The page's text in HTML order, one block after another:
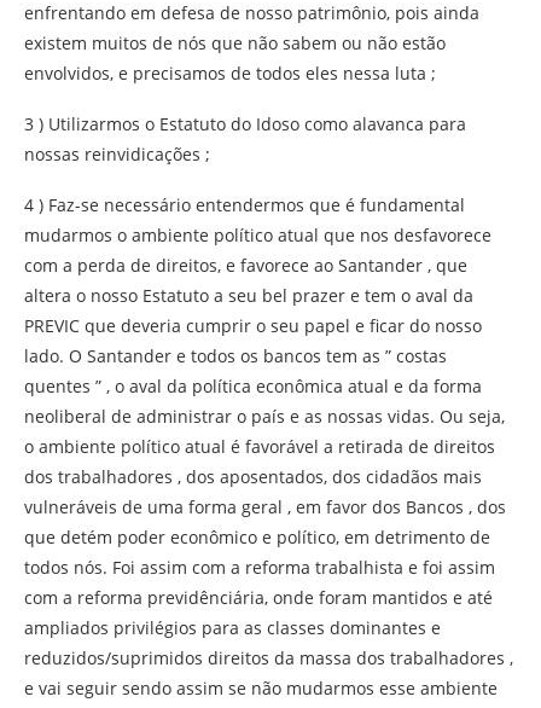
enfrentando em defesa de nosso patrimônio, pois ainda
existem muitos de nós que não sabem ou não estão
envolvidos, e precisamos de todos eles nessa luta ;
3 ) Utilizarmos o Estatuto do Idoso como alavanca para
nossas reinvidicações ;
4 ) Faz-se necessário entendermos que é fundamental
mudarmos o ambiente político atual que nos desfavorece
com a perda de direitos, e favorece ao Santander , que
altera o nosso Estatuto a seu bel prazer e tem o aval da
PREVIC que deveria cumprir o seu papel e ficar do nosso
lado. O Santander e todos os bancos tem as ” costas
quentes ” , o aval da política econômica atual e da forma
neoliberal de administrar o país e as nossas vidas. Ou seja,
o ambiente político atual é favorável a retirada de direitos
dos trabalhadores , dos aposentados, dos cidadãos mais
vulneráveis de uma forma geral , em favor dos Bancos , dos
que detém poder econômico e político, em detrimento de
todos nós. Foi assim com a reforma trabalhista e foi assim
com a reforma previdênciária, onde foram mantidos e até
ampliados privilégios para as classes dominantes e
reduzidos/suprimidos direitos da massa dos trabalhadores ,
e vai seguir sendo assim se não mudarmos esse ambiente